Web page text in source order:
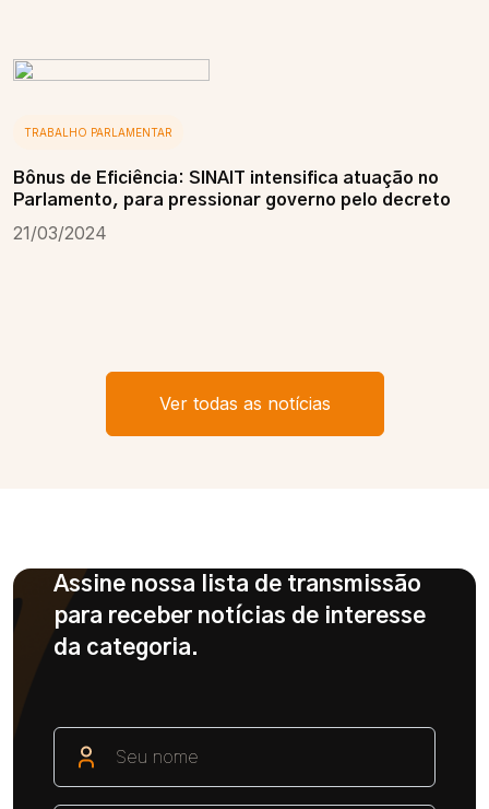
TRABALHO PARLAMENTAR
Bônus de Eficiência: SINAIT intensifica atuação no
Parlamento, para pressionar governo pelo decreto
21/03/2024
Ver todas as notícias
Assine nossa lista de transmissão
para receber notícias de interesse
da categoria.